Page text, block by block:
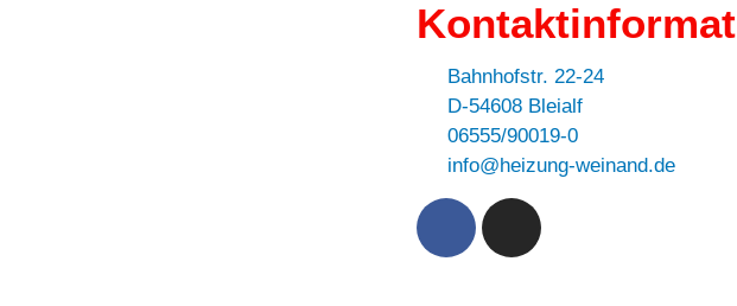
Bahnhofstr. 22-24
D-54608 Bleialf
06555/90019-0
info@heizung-weinand.de